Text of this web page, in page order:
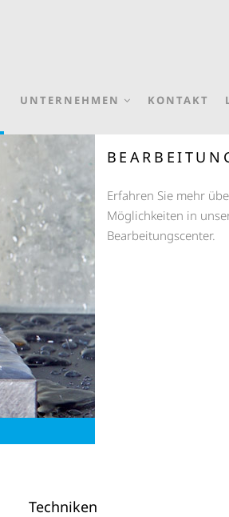
Erfahren Sie mehr
Möglichkeiten in
Bearbeitungscenter.
UNTERNEHMEN KONTAKT
Techniken